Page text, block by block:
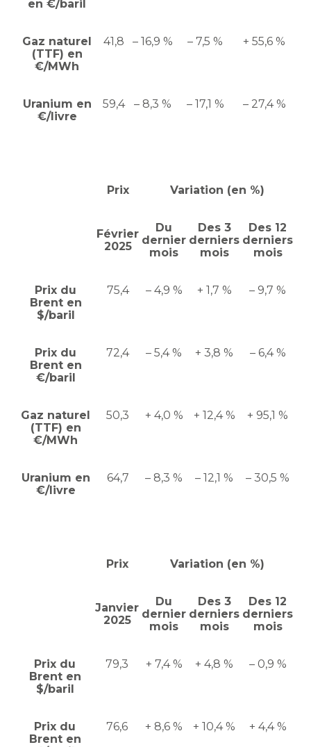
en €/baril
Gaz naturel
(TTF) en
€/MWh
41,8 – 16,9 % – 7,5 % + 55,6 %
Uranium en
€/livre
59,4 – 8,3 % – 17,1 % – 27,4 %
Prix Variation (en %)
Février
2025
Du
dernier
mois
Des 3
derniers
mois
Des 12
derniers
mois
Prix du
Brent en
$/baril
75,4 – 4,9 % + 1,7 % – 9,7 %
Prix du
Brent en
€/baril
72,4 – 5,4 % + 3,8 % – 6,4 %
Gaz naturel
(TTF) en
€/MWh
50,3 + 4,0 % + 12,4 % + 95,1 %
Uranium en
€/livre
64,7 – 8,3 % – 12,1 % – 30,5 %
Prix Variation (en %)
Janvier
2025
Du
dernier
mois
Des 3
derniers
mois
Des 12
derniers
mois
Prix du
Brent en
$/baril
79,3 + 7,4 % + 4,8 % – 0,9 %
Prix du
Brent en
76,6 + 8,6 % + 10,4 % + 4,4 %